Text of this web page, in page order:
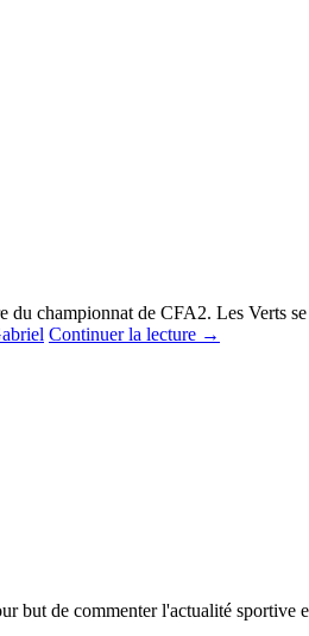
championnat de CFA2. Les Verts
Continuer la lecture →
de commenter l'actualité sportive